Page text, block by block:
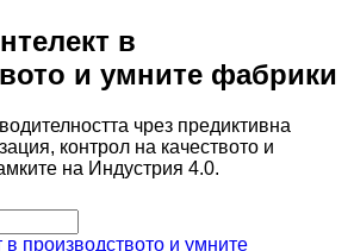
в
и умните фабрики
чрез предиктивна
контрол на качеството и
на Индустрия 4.0.
в производството и умните